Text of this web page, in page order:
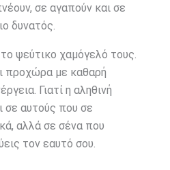
σε αγαπούν και σε
δυνατός.
ψεύτικο χαμόγελό τους.
προχώρα με καθαρή
Γιατί η αληθινή
σε αυτούς που σε
αλλά σε σένα που
τον εαυτό σου.